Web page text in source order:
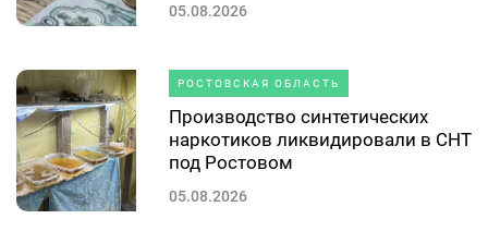
05.08.2026
РОСТОВСКАЯ ОБЛАСТЬ
Производство синтетических
наркотиков ликвидировали в СНТ
под Ростовом
05.08.2026